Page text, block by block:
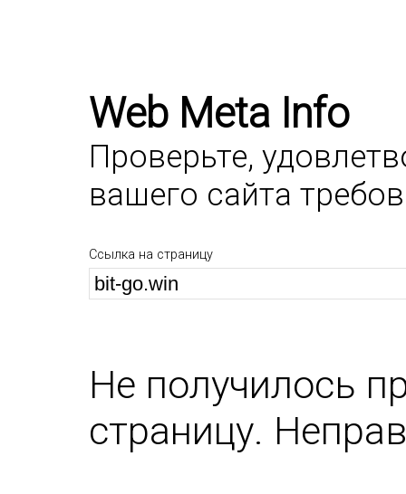
Web Meta Info
Проверьте,
вашего сайта
Ссылка на страницу
Не получилось
страницу.